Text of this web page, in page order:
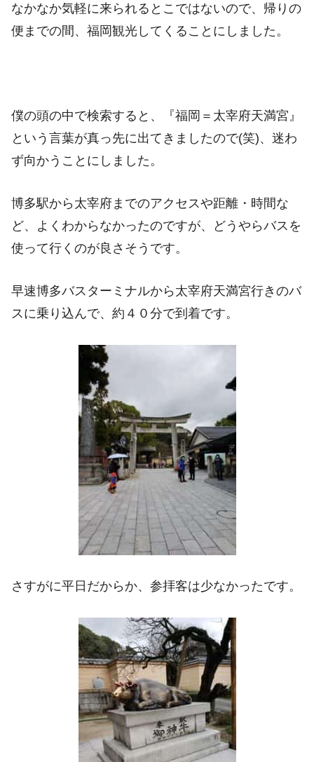
なかなか気軽に来られるとこではないので、帰りの
便までの間、福岡観光してくることにしました。
僕の頭の中で検索すると、『福岡＝太宰府天満宮』
という言葉が真っ先に出てきましたので(笑)、迷わ
ず向かうことにしました。
博多駅から太宰府までのアクセスや距離・時間な
ど、よくわからなかったのですが、どうやらバスを
使って行くのが良さそうです。
早速博多バスターミナルから太宰府天満宮行きのバ
スに乗り込んで、約４０分で到着です。
さすがに平日だからか、参拝客は少なかったです。